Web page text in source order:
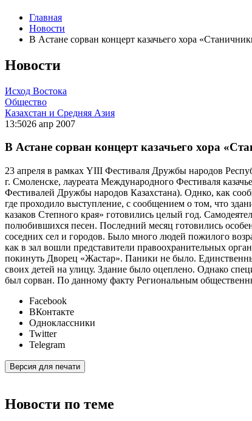
Главная
Новости
В Астане сорван концерт казачьего хора
Новости
Исход Востока
Общество
Казахстан и Средняя Азия
13:5026 апр 2007
В Астане сорван концерт казачьего хора
23 апреля в рамках YIII Фестиваля Дружбы народов
г. Смоленске, лауреата Международного Фестиваля
Фестивалей Дружбы народов Казахстана). Однко, как
где проходило выступление, с сообщением о том, что
казаков Степного края» готовились целый год.
полюбившихся песен. Последний месяц готовились
соседних сел и городов. Было много людей пожилого
как в зал вошли представители правоохранительных
покинуть Дворец «Жастар». Паники не было.
своих детей на улицу. Здание было оцеплено. Однако
был сорван. По данному факту Региональным
Facebook
ВКонтакте
Одноклассники
Twitter
Telegram
Версия для печати
Новости по теме